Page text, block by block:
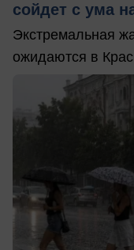
сойдет с ума
Экстремальная
ожидаются в